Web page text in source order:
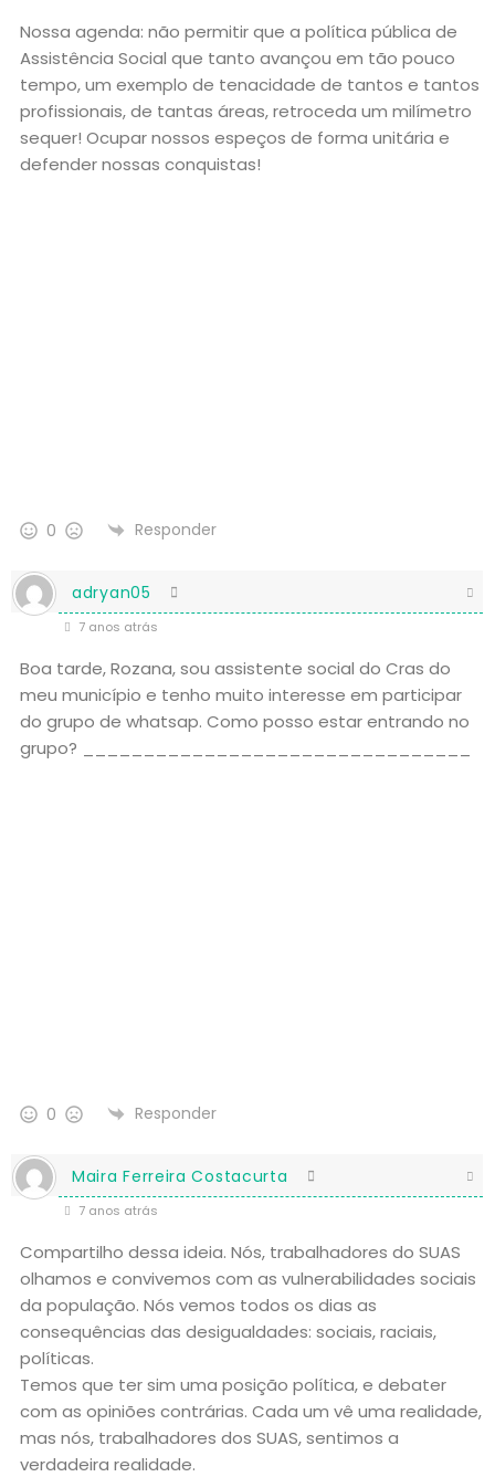
Nossa agenda: não permitir que a política pública de
Assistência Social que tanto avançou em tão pouco
tempo, um exemplo de tenacidade de tantos e tantos
profissionais, de tantas áreas, retroceda um milímetro
sequer! Ocupar nossos espeços de forma unitária e
defender nossas conquistas!
0 Responder
adryan05
7 anos atrás
Boa tarde, Rozana, sou assistente social do Cras do
meu município e tenho muito interesse em participar
do grupo de whatsap. Como posso estar entrando no
grupo? ________________________________
0 Responder
Maira Ferreira Costacurta
7 anos atrás
Compartilho dessa ideia. Nós, trabalhadores do SUAS
olhamos e convivemos com as vulnerabilidades sociais
da população. Nós vemos todos os dias as
consequências das desigualdades: sociais, raciais,
políticas.
Temos que ter sim uma posição política, e debater
com as opiniões contrárias. Cada um vê uma realidade,
mas nós, trabalhadores dos SUAS, sentimos a
verdadeira realidade.